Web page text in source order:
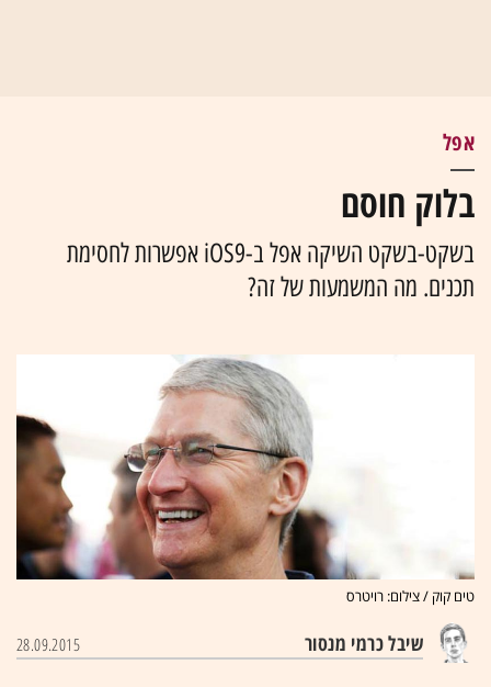
אפל
בלוק חוסם
בשקט-בשקט השיקה אפל ב-iOS9 אפשרות לחסימת
תכנים. מה המשמעות של זה?
טים קוק / צילום: רויטרס
שיבל כרמי מנסור 28.09.2015